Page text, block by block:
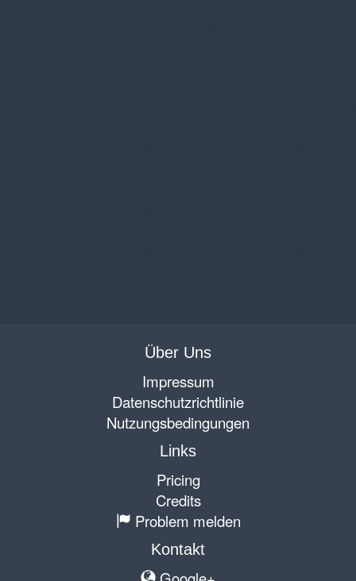
Über Uns
Impressum
Datenschutzrichtlinie
Nutzungsbedingungen
Links
Pricing
Credits
Problem melden
Kontakt